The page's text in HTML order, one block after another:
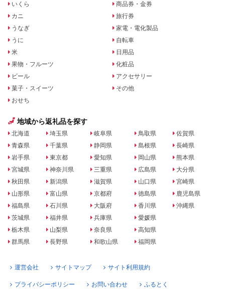
いくら
カニ
うなぎ
うに
米
果物・フルーツ
ビール
菓子・スイーツ
おせち
商品券・金券
旅行券
家電・電化製品
自転車
日用品
化粧品
アクセサリー
その他
地域から返礼品を探す
北海道
青森県
岩手県
宮城県
秋田県
山形県
福島県
茨城県
栃木県
群馬県
埼玉県
千葉県
東京都
神奈川県
新潟県
富山県
石川県
福井県
山梨県
長野県
岐阜県
静岡県
愛知県
三重県
滋賀県
京都府
大阪府
兵庫県
奈良県
和歌山県
鳥取県
島根県
岡山県
広島県
山口県
徳島県
香川県
愛媛県
高知県
福岡県
佐賀県
長崎県
熊本県
大分県
宮崎県
鹿児島県
沖縄県
運営会社 サイトマップ サイト利用規約
プライバシーポリシー お問い合わせ ふるとく